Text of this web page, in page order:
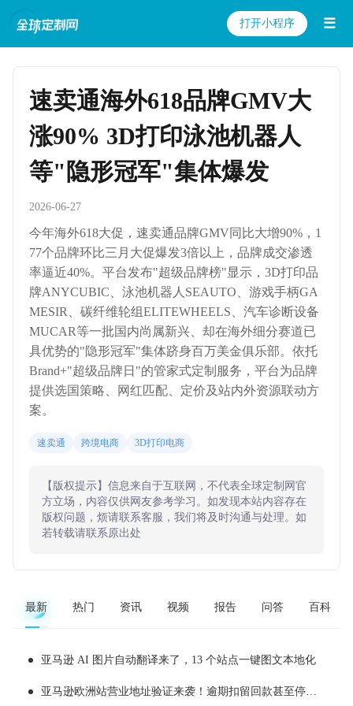
打开小程序 ☰
速卖通海外618品牌GMV大
涨90% 3D打印泳池机器人
等"隐形冠军"集体爆发
2026-06-27
今年海外618大促，速卖通品牌GMV同比大增90%，1
77个品牌环比三月大促爆发3倍以上，品牌成交渗透
率逼近40%。平台发布"超级品牌榜"显示，3D打印品
牌ANYCUBIC、泳池机器人SEAUTO、游戏手柄GA
MESIR、碳纤维轮组ELITEWHEELS、汽车诊断设备
MUCAR等一批国内尚属新兴、却在海外细分赛道已
具优势的"隐形冠军"集体跻身百万美金俱乐部。依托
Brand+"超级品牌日"的管家式定制服务，平台为品牌
提供选国策略、网红匹配、定价及站内外资源联动方
案。
速卖通 跨境电商 3D打印电商
【版权提示】信息来自于互联网，不代表全球定制网官
方立场，内容仅供网友参考学习。如发现本站内容存在
版权问题，烦请联系客服，我们将及时沟通与处理。如
若转载请联系原出处
最新 热门 资讯 视频 报告 问答 百科
亚马逊 AI 图片自动翻译来了，13 个站点一键图文本地化
亚马逊欧洲站营业地址验证来袭！逾期扣留回款甚至停用账户